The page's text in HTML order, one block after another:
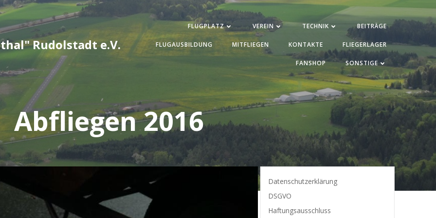
Rudolstadt e.V.
FLUGPLATZ VEREIN TECHNIK BEITRÄGE
FLUGAUSBILDUNG MITFLIEGEN KONTAKTE FLIEGERLAGER
FANSHOP SONSTIGE
Abfliegen 2016
Datenschutzerklärung
DSGVO
Haftungsausschluss